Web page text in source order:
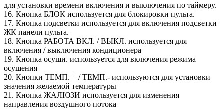
для установки времени включения и выключения по таймеру.
16. Кнопка БЛОК используется для блокировки пульта.
17. Кнопка подсветки используется для включения подсветки
ЖК панели пульта.
18. Кнопка РАБОТА ВКЛ. / ВЫКЛ. используется для
включения / выключения кондиционера
19. Кнопка осуши. используется для включения режима
осушения
20. Кнопки ТЕМП. + / ТЕМП.- используются для установки
значения желаемой температуры
21. Кнопка ЖАЛЮЗИ используется для изменения
направления воздушного потока